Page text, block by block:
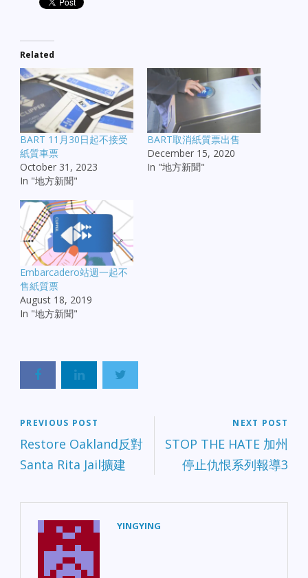
Related
BART 11月30日起不接受
紙質車票
October 31, 2023
In "地方新聞"
BART取消紙質票出售
December 15, 2020
In "地方新聞"
Embarcadero站週一起不
售紙質票
August 18, 2019
In "地方新聞"
PREVIOUS POST
Restore Oakland反對
Santa Rita Jail擴建
NEXT POST
STOP THE HATE 加州
停止仇恨系列報導3
YINGYING